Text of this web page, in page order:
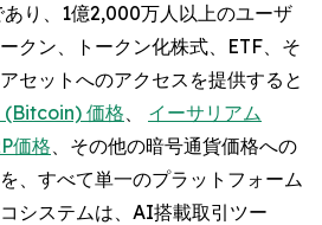
り、1億2,000万人以上のユーザ
クン、トークン化株式、ETF、そ
セットへのアクセスを提供すると
(Bitcoin) 価格、 イーサリアム
価格、その他の暗号通貨価格への
、すべて単一のプラットフォーム
システムは、AI搭載取引ツー